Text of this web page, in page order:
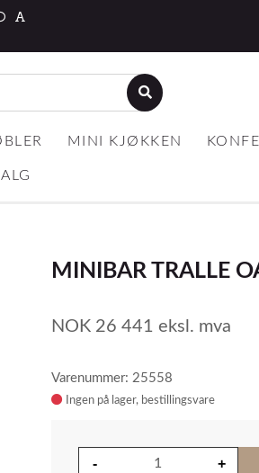
MINI KJØKKEN
MINIBAR TRALLE
NOK 26 441 eksl. mva
Varenummer: 25558
Ingen på lager